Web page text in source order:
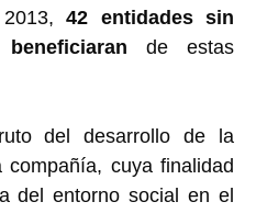
2013,42 entidades sin
de estas
del desarrollo de la
cuya finalidad
del entorno social en el